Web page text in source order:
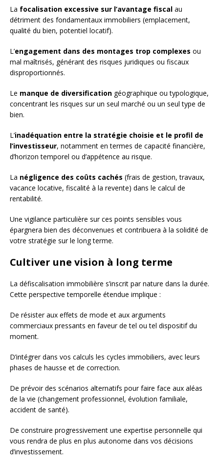
La focalisation excessive sur l’avantage fiscal au
détriment des fondamentaux immobiliers (emplacement,
qualité du bien, potentiel locatif).
L’engagement dans des montages trop complexes ou
mal maîtrisés, générant des risques juridiques ou fiscaux
disproportionnés.
Le manque de diversification géographique ou typologique,
concentrant les risques sur un seul marché ou un seul type de
bien.
L’inadéquation entre la stratégie choisie et le profil de
l’investisseur, notamment en termes de capacité financière,
d’horizon temporel ou d’appétence au risque.
La négligence des coûts cachés (frais de gestion, travaux,
vacance locative, fiscalité à la revente) dans le calcul de
rentabilité.
Une vigilance particulière sur ces points sensibles vous
épargnera bien des déconvenues et contribuera à la solidité de
votre stratégie sur le long terme.
Cultiver une vision à long terme
La défiscalisation immobilière s’inscrit par nature dans la durée.
Cette perspective temporelle étendue implique :
De résister aux effets de mode et aux arguments
commerciaux pressants en faveur de tel ou tel dispositif du
moment.
D’intégrer dans vos calculs les cycles immobiliers, avec leurs
phases de hausse et de correction.
De prévoir des scénarios alternatifs pour faire face aux aléas
de la vie (changement professionnel, évolution familiale,
accident de santé).
De construire progressivement une expertise personnelle qui
vous rendra de plus en plus autonome dans vos décisions
d’investissement.